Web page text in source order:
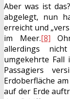
Aber was ist
abgelegt, nun
erreicht und
im Meer.[8]
allerdings
umgekehrte Fall
Passagiers
Erdoberfläche
auf der Erde